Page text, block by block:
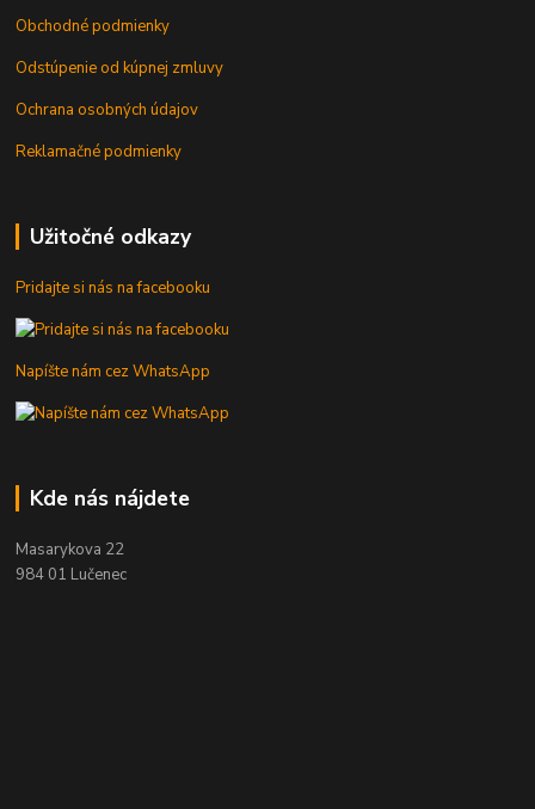
Obchodné podmienky
Odstúpenie od kúpnej zmluvy
Ochrana osobných údajov
Reklamačné podmienky
Užitočné odkazy
Pridajte si nás na facebooku
Napíšte nám cez WhatsApp
Kde nás nájdete
Masarykova 22
984 01 Lučenec